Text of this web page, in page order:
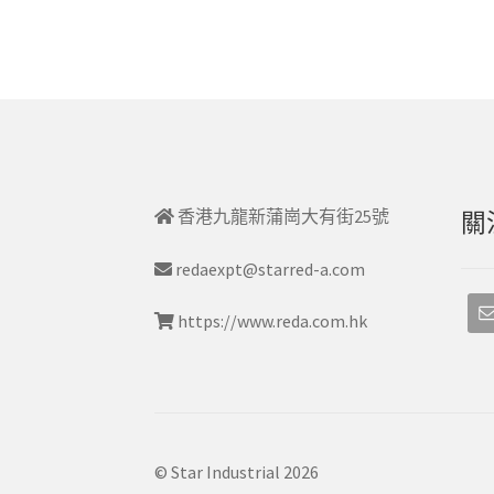
香港九龍新蒲崗大有街25號
redaexpt@starred-a.com
https://www.reda.com.hk
© Star Industrial 2026